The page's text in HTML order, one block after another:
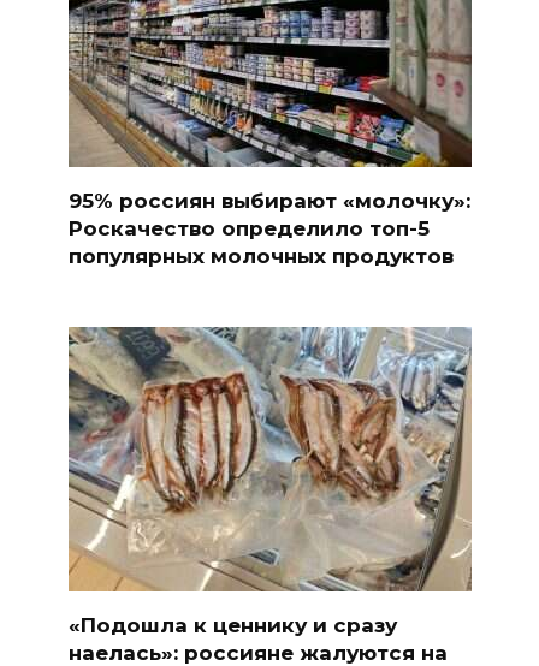
95% россиян выбирают «молочку»:
Роскачество определило топ-5
популярных молочных продуктов
«Подошла к ценнику и сразу
наелась»: россияне жалуются на